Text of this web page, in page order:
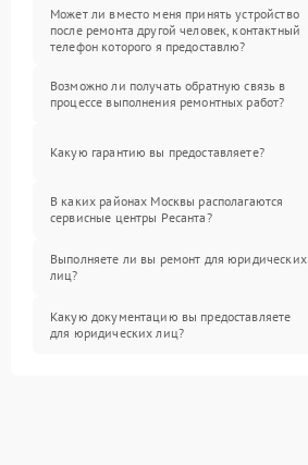
Может ли вместо меня принять устройство
после ремонта другой человек, контактный
телефон которого я предоставлю?
Возможно ли получать обратную связь в
процессе выполнения ремонтных работ?
Какую гарантию вы предоставляете?
В каких районах Москвы располагаются
сервисные центры Ресанта?
Выполняете ли вы ремонт для юридических
лиц?
Какую документацию вы предоставляете
для юридических лиц?